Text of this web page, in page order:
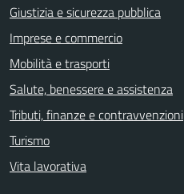
Giustizia e sicurezza pubblica
Imprese e commercio
Mobilità e trasporti
Salute, benessere e assistenza
Tributi, finanze e contravvenzioni
Turismo
Vita lavorativa